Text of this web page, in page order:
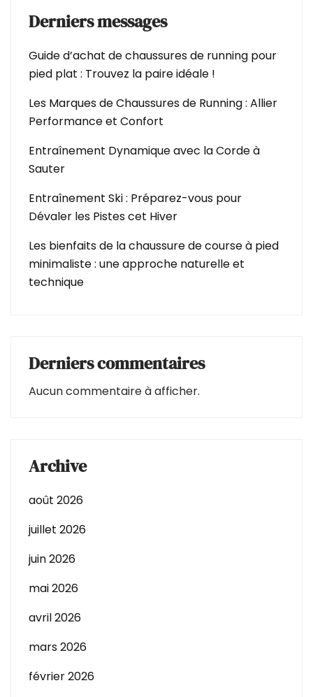
Derniers messages
Guide d’achat de chaussures de running pour
pied plat : Trouvez la paire idéale !
Les Marques de Chaussures de Running : Allier
Performance et Confort
Entraînement Dynamique avec la Corde à
Sauter
Entraînement Ski : Préparez-vous pour
Dévaler les Pistes cet Hiver
Les bienfaits de la chaussure de course à pied
minimaliste : une approche naturelle et
technique
Derniers commentaires
Aucun commentaire à afficher.
Archive
août 2026
juillet 2026
juin 2026
mai 2026
avril 2026
mars 2026
février 2026